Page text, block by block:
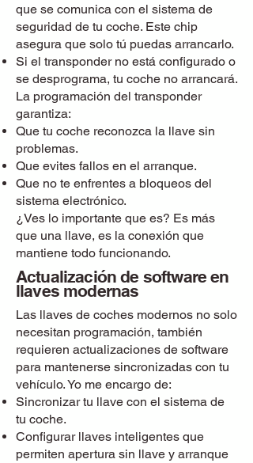
que se comunica con el sistema de
seguridad de tu coche. Este chip
asegura que solo tú puedas arrancarlo.
Si el transponder no está configurado o
se desprograma, tu coche no arrancará.
La programación del transponder
garantiza:
Que tu coche reconozca la llave sin
problemas.
Que evites fallos en el arranque.
Que no te enfrentes a bloqueos del
sistema electrónico.
¿Ves lo importante que es? Es más
que una llave, es la conexión que
mantiene todo funcionando.
Actualización de software en
llaves modernas
Las llaves de coches modernos no solo
necesitan programación, también
requieren actualizaciones de software
para mantenerse sincronizadas con tu
vehículo. Yo me encargo de:
Sincronizar tu llave con el sistema de
tu coche.
Configurar llaves inteligentes que
permiten apertura sin llave y arranque